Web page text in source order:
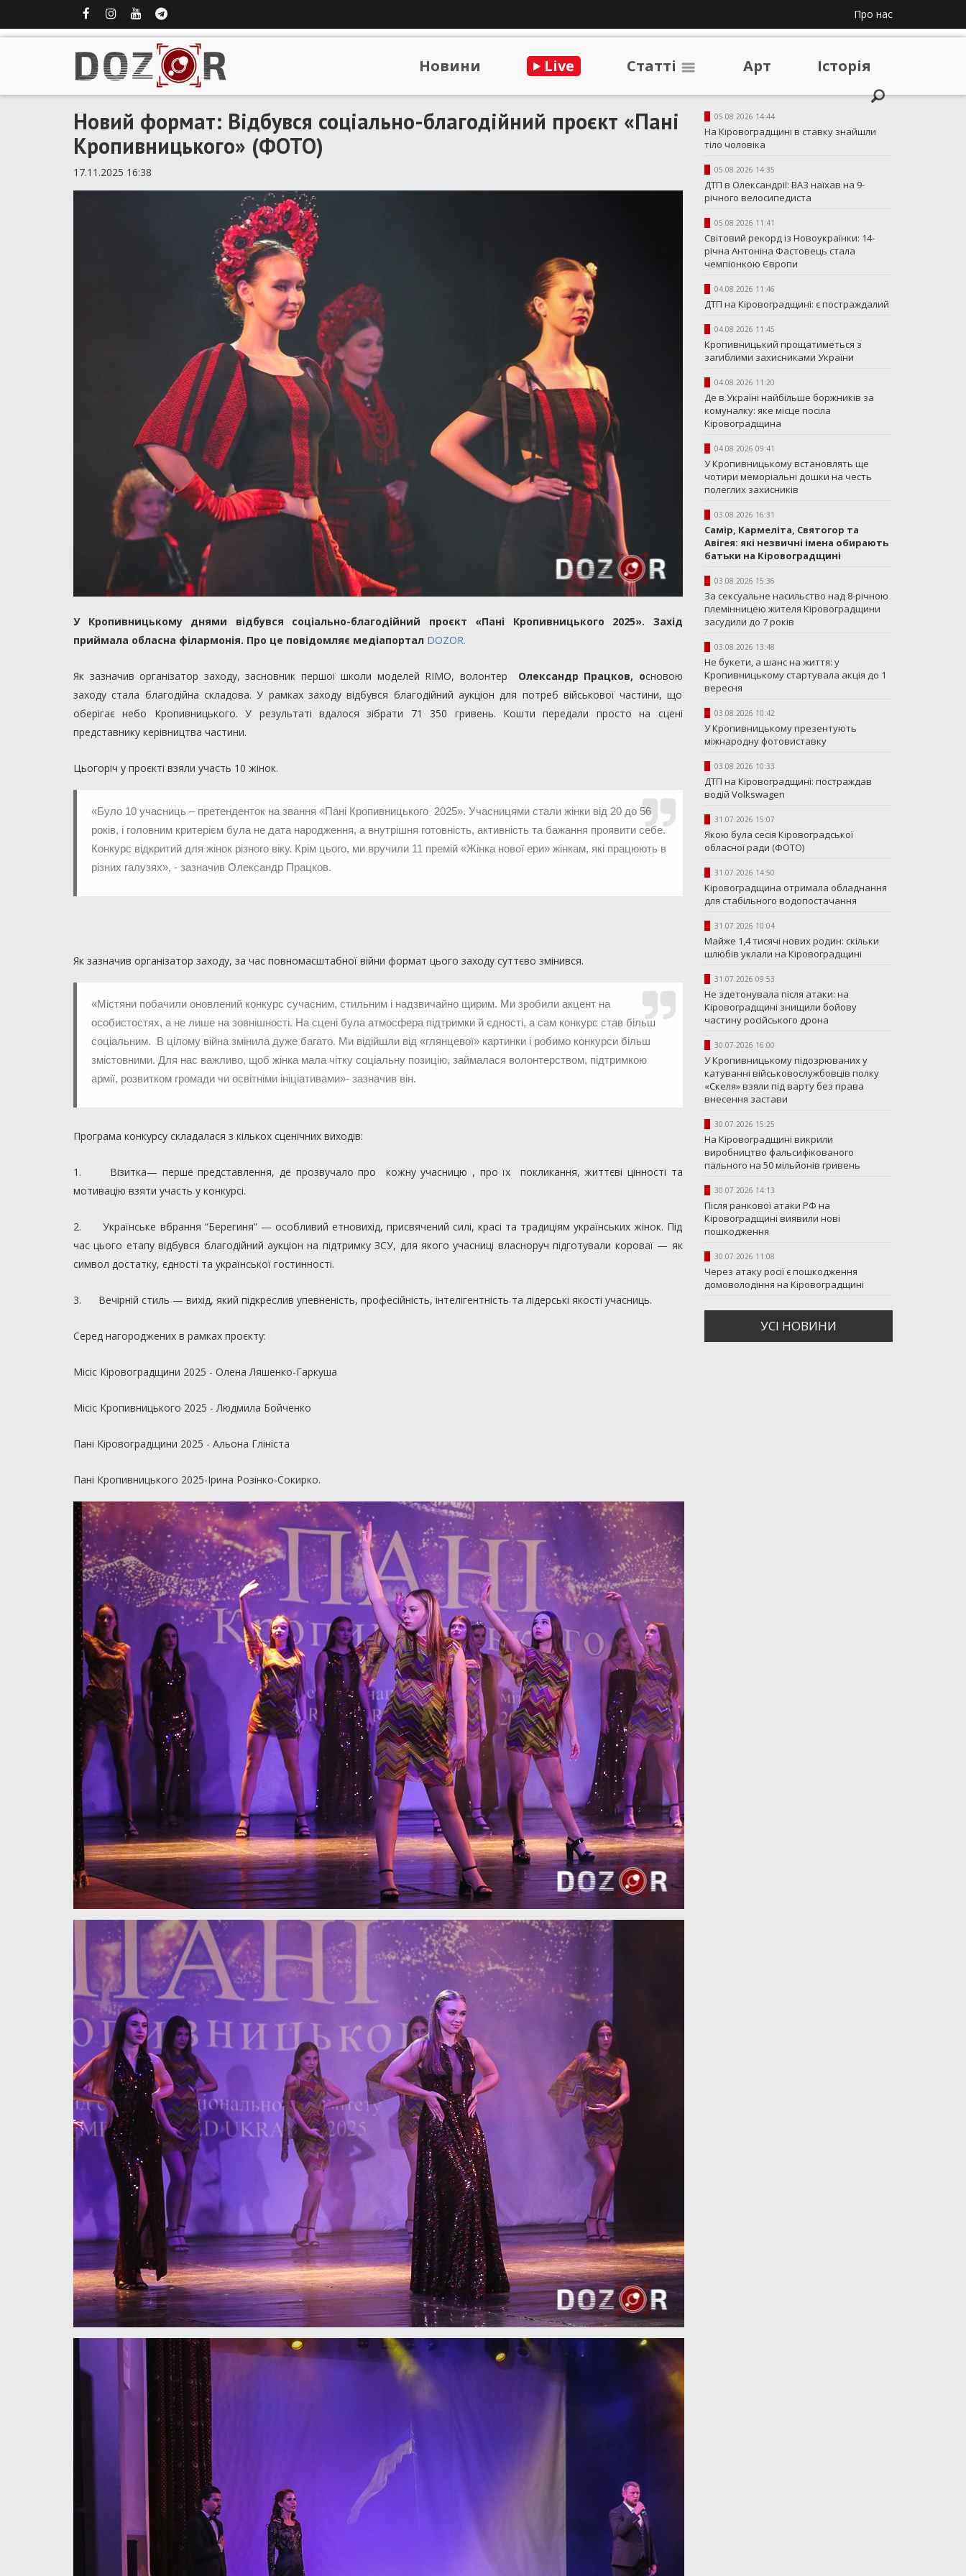
Про нас
Новини Live Статтi Арт Iсторiя
Новий формат: Відбувся соціально-благодійний проєкт «Пані
Кропивницького» (ФОТО)
17.11.2025 16:38
У Кропивницькому днями відбувся соціально-благодійний проєкт «Пані Кропивницького 2025». Захід
приймала обласна філармонія. Про це повідомляє медіапортал DOZOR.
Як зазначив організатор заходу, засновник першої школи моделей RIMO, волонтер Олександр Працков, основою
заходу стала благодійна складова. У рамках заходу відбувся благодійний аукціон для потреб військової частини, що
оберігає небо Кропивницького. У результаті вдалося зібрати 71 350 гривень. Кошти передали просто на сцені
представнику керівництва частини.
Цьогоріч у проєкті взяли участь 10 жінок.
«Було 10 учасниць – претенденток на звання «Пані Кропивницького 2025». Учасницями стали жінки від 20 до 56
років, і головним критерієм була не дата народження, а внутрішня готовність, активність та бажання проявити себе.
Конкурс відкритий для жінок різного віку. Крім цього, ми вручили 11 премій «Жінка нової ери» жінкам, які працюють в
різних галузях», - зазначив Олександр Працков.
Як зазначив організатор заходу, за час повномасштабної війни формат цього заходу суттєво змінився.
«Містяни побачили оновлений конкурс сучасним, стильним і надзвичайно щирим. Ми зробили акцент на
особистостях, а не лише на зовнішності. На сцені була атмосфера підтримки й єдності, а сам конкурс став більш
соціальним. В цілому війна змінила дуже багато. Ми відійшли від «глянцевої» картинки і робимо конкурси більш
змістовними. Для нас важливо, щоб жінка мала чітку соціальну позицію, займалася волонтерством, підтримкою
армії, розвитком громади чи освітніми ініціативами»- зазначив він.
Програма конкурсу складалася з кількох сценічних виходів:
1. Візитка— перше представлення, де прозвучало про кожну учасницю , про їх покликання, життєві цінності та
мотивацію взяти участь у конкурсі.
2. Українське вбрання “Берегиня” — особливий етновихід, присвячений силі, красі та традиціям українських жінок. Під
час цього етапу відбувся благодійний аукціон на підтримку ЗСУ, для якого учасниці власноруч підготували короваї — як
символ достатку, єдності та української гостинності.
3. Вечірній стиль — вихід, який підкреслив упевненість, професійність, інтелігентність та лідерські якості учасниць.
Серед нагороджених в рамках проєкту:
Місіс Кіровоградщини 2025 - Олена Ляшенко-Гаркуша
Місіс Кропивницького 2025 - Людмила Бойченко
Пані Кіровоградщини 2025 - Альона Глініста
Пані Кропивницького 2025-Ірина Розінко-Сокирко.
05.08.2026 14:44
На Кіровоградщині в ставку знайшли
тіло чоловіка
05.08.2026 14:35
ДТП в Олександрії: ВАЗ наїхав на 9-
річного велосипедиста
05.08.2026 11:41
Світовий рекорд із Новоукраїнки: 14-
річна Антоніна Фастовець стала
чемпіонкою Європи
04.08.2026 11:46
ДТП на Кіровоградщині: є постраждалий
04.08.2026 11:45
Кропивницький прощатиметься з
загиблими захисниками України
04.08.2026 11:20
Де в Україні найбільше боржників за
комуналку: яке місце посіла
Кіровоградщина
04.08.2026 09:41
У Кропивницькому встановлять ще
чотири меморіальні дошки на честь
полеглих захисників
03.08.2026 16:31
Самір, Кармеліта, Святогор та
Авігея: які незвичні імена обирають
батьки на Кіровоградщині
03.08.2026 15:36
За сексуальне насильство над 8-річною
племінницею жителя Кіровоградщини
засудили до 7 років
03.08.2026 13:48
Не букети, а шанс на життя: у
Кропивницькому стартувала акція до 1
вересня
03.08.2026 10:42
У Кропивницькому презентують
міжнародну фотовиставку
03.08.2026 10:33
ДТП на Кіровоградщині: постраждав
водій Volkswagen
31.07.2026 15:07
Якою була сесія Кіровоградської
обласної ради (ФОТО)
31.07.2026 14:50
Кіровоградщина отримала обладнання
для стабільного водопостачання
31.07.2026 10:04
Майже 1,4 тисячі нових родин: скільки
шлюбів уклали на Кіровоградщині
31.07.2026 09:53
Не здетонувала після атаки: на
Кіровоградщині знищили бойову
частину російського дрона
30.07.2026 16:00
У Кропивницькому підозрюваних у
катуванні військовослужбовців полку
«Скеля» взяли під варту без права
внесення застави
30.07.2026 15:25
На Кіровоградщині викрили
виробництво фальсифікованого
пального на 50 мільйонів гривень
30.07.2026 14:13
Після ранкової атаки РФ на
Кіровоградщині виявили нові
пошкодження
30.07.2026 11:08
Через атаку росії є пошкодження
домоволодіння на Кіровоградщині
УСI НОВИНИ